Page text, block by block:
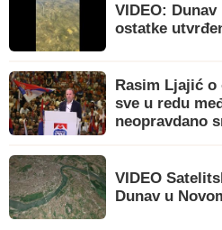
VIDEO:
ostatke
Rasim Ljajić o
sve u redu
neopravdano
VIDEO
Dunav u